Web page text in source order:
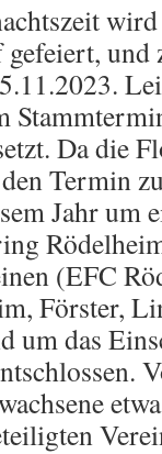
und
Da die
Termin
Jahr um
(EFC
Förster,
um das